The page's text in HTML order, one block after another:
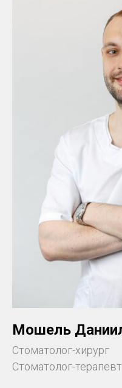
Мошель
Стоматолог-хирург
Стоматолог-терапевт